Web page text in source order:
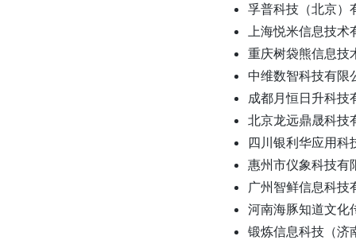
孚普科技（北京）
上海悦米信息技术
重庆树袋熊信息技
中维数智科技有限
成都月恒日升科技
北京龙远鼎晟科技
四川银利华应用科
惠州市仪象科技有
广州智鲜信息科技
河南海豚知道文化
锻炼信息科技（济